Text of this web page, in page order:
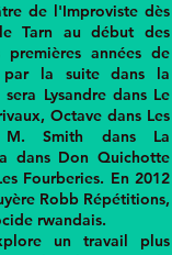
de l'Improviste dès
Tarn au début des
années de
la suite dans la
Lysandre dans Le
Octave dans Les
M. Smith dans La
dans Don Quichotte
Fourberies. En 2012
Robb Répétitions,
rwandais.
un travail plus